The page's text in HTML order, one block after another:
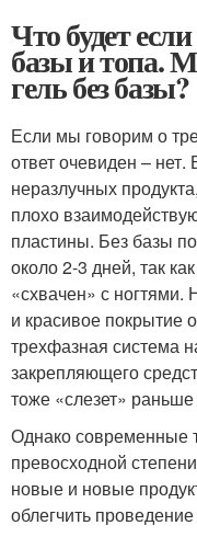
Что будет
базы и топа.
гель без базы?
Если мы говорим о
ответ очевиден – нет.
неразлучных
плохо
пластины. Без базы
около 2-3 дней, так
«схвачен» с ногтями.
и красивое покрытие
трехфазная система
закрепляющего
тоже «слезет»
Однако современные
превосходной
новые и новые
облегчить